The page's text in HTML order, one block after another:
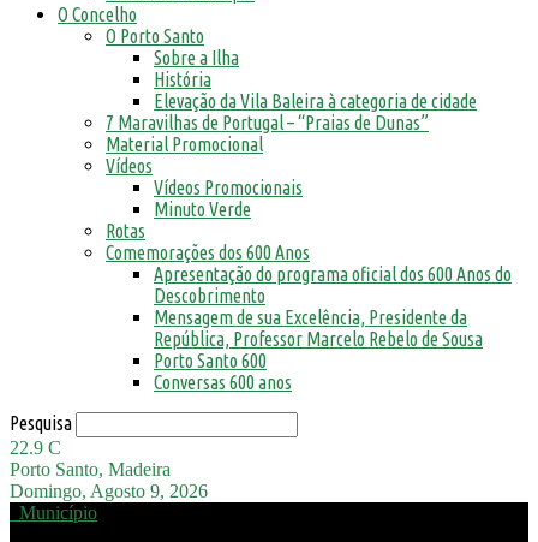
O Concelho
O Porto Santo
Sobre a Ilha
História
Elevação da Vila Baleira à categoria de cidade
7 Maravilhas de Portugal – “Praias de Dunas”
Material Promocional
Vídeos
Vídeos Promocionais
Minuto Verde
Rotas
Comemorações dos 600 Anos
Apresentação do programa oficial dos 600 Anos do
Descobrimento
Mensagem de sua Excelência, Presidente da
República, Professor Marcelo Rebelo de Sousa
Porto Santo 600
Conversas 600 anos
Pesquisa
22.9 C
Porto Santo, Madeira
Domingo, Agosto 9, 2026
Município